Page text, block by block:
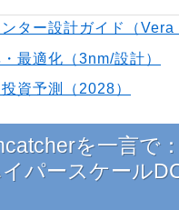
ター設計ガイド（Vera
最適化（3nm/設計）
資予測（2028）
を一言で
イパースケール